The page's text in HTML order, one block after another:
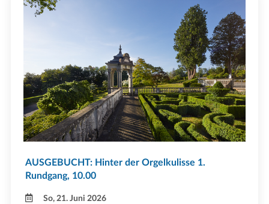
AUSGEBUCHT: Hinter der Orgelkulisse 1.
Rundgang, 10.00
So, 21. Juni 2026